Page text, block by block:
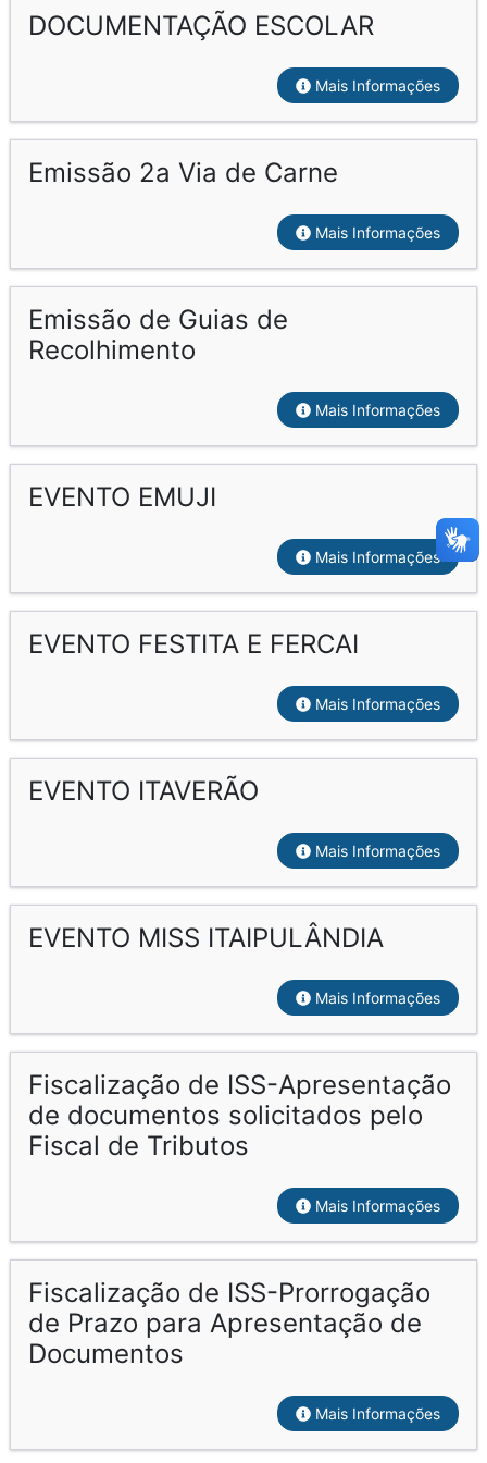
DOCUMENTAÇÃO ESCOLAR
Mais Informações
Emissão 2a Via de Carne
Mais Informações
Emissão de Guias de
Recolhimento
Mais Informações
EVENTO EMUJI
Mais Informações
EVENTO FESTITA E FERCAI
Mais Informações
EVENTO ITAVERÃO
Mais Informações
EVENTO MISS ITAIPULÂNDIA
Mais Informações
Fiscalização de ISS-Apresentação
de documentos solicitados pelo
Fiscal de Tributos
Mais Informações
Fiscalização de ISS-Prorrogação
de Prazo para Apresentação de
Documentos
Mais Informações